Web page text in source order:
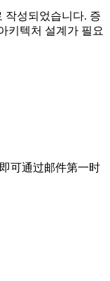
작성되었습니다. 증
키텍처 설계가 필요
可通过邮件第一时